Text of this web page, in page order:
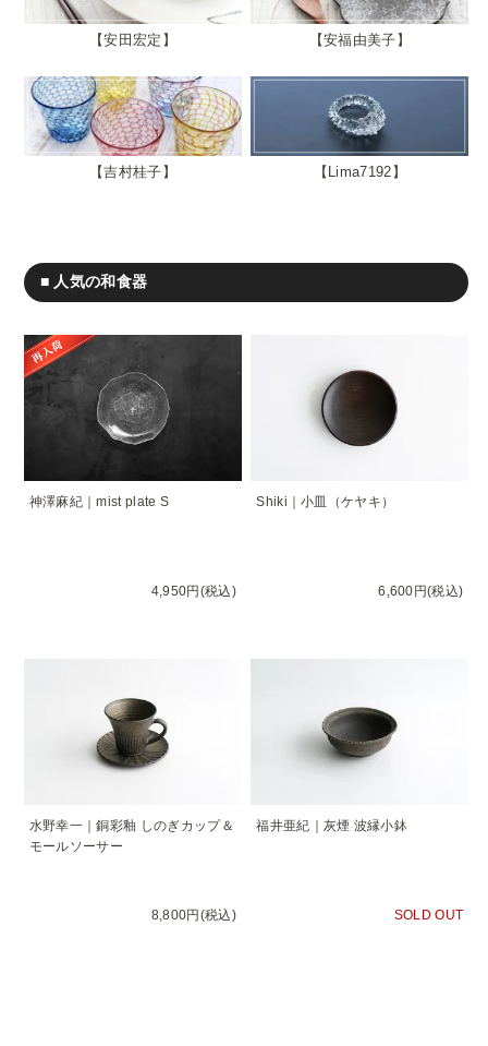
安田宏定 安福由美子
吉村桂子 Lima7192
■ 人気の和食器
神澤麻紀｜mist plate S
4,950円(税込)
Shiki｜小皿（ケヤキ）
6,600円(税込)
水野幸一｜銅彩釉 しのぎカップ＆
モールソーサー
8,800円(税込)
福井亜紀｜灰煙 波縁小鉢
SOLD OUT